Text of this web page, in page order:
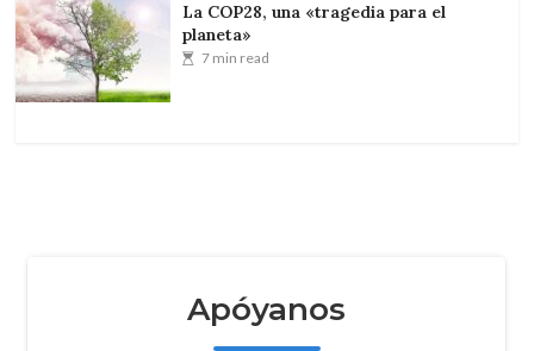
La COP28, una «tragedia para el
planeta»
7 min read